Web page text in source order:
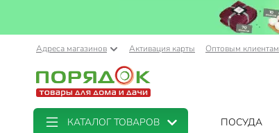
Адреса магазинов Активация карты Оптовым клиентам
КАТАЛОГ ТОВАРОВ ПОСУДА